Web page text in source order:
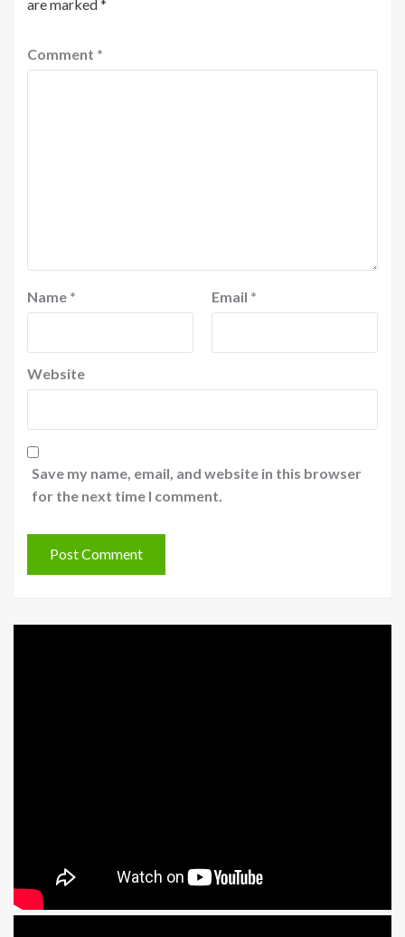
are marked*
Comment *
Name * Email *
Website
Save my name, email, and website in this browser
for the next time I comment.